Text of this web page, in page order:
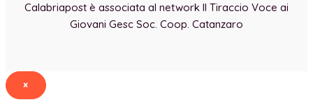
Calabriapost è associata al network Il Tiraccio Voce ai
Giovani Gesc Soc. Coop. Catanzaro
×